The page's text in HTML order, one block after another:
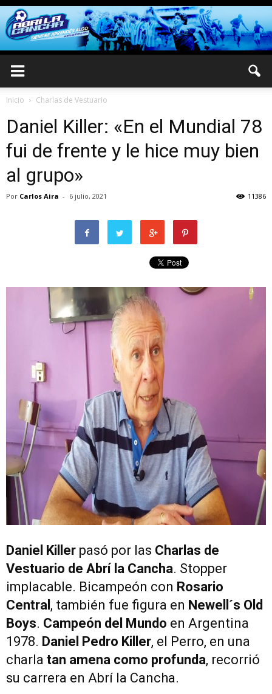
Inicio Charlas de Vestuario
Daniel Killer: «En el Mundial 78
fui de frente y le hice muy bien
al grupo»
Por Carlos Aira - 6 julio, 2021 11386
Daniel Killer pasó por las Charlas de
Vestuario de Abrí la Cancha. Stopper
implacable. Bicampeón con Rosario
Central , también fue figura en Newell´s Old
Boys. Campeón del Mundo en Argentina
1978. Daniel Pedro Killer, el Perro, en una
charla tan amena como profunda, recorrió
su carrera en Abrí la Cancha.